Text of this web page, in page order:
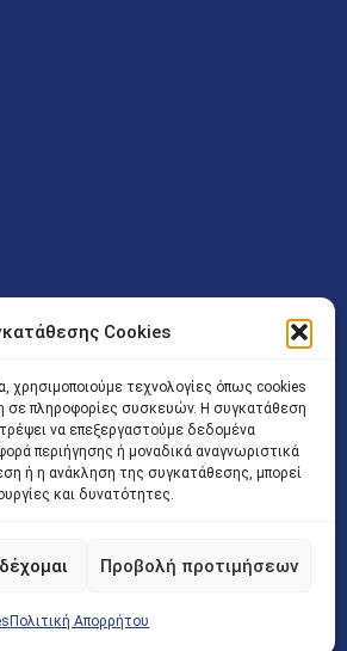
Cookies
χρησιμοποιούμε τεχνολογίες όπως cookies
σε πληροφορίες συσκευών. Η συγκατάθεση
να επεξεργαστούμε δεδομένα
περιήγησης ή μοναδικά αναγνωριστικά
ή η ανάκληση της συγκατάθεσης, μπορεί
και δυνατότητες.
Προβολή προτιμήσεων
Πολιτική Απορρήτου
T.K.14234 Νέα Ιωνία), επιτρέπεται
επιτρέπεται ελεύθερα με την
ή άλλο περιορισμό. Η είσοδος
15.00. Η εξυπηρέτηση του κοινού
του εσωτερικού χώρου
προγραμματισμένου ραντεβού.